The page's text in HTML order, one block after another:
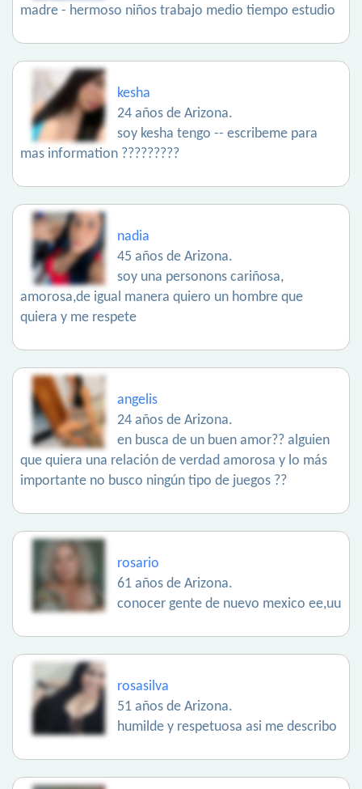
madre - hermoso niños trabajo medio tiempo estudio
kesha
24 años de Arizona.
soy kesha tengo -- escribeme para
mas information ?????????
nadia
45 años de Arizona.
soy una personons cariñosa,
amorosa,de igual manera quiero un hombre que
quiera y me respete
angelis
24 años de Arizona.
en busca de un buen amor?? alguien
que quiera una relación de verdad amorosa y lo más
importante no busco ningún tipo de juegos ??
rosario
61 años de Arizona.
conocer gente de nuevo mexico ee,uu
rosasilva
51 años de Arizona.
humilde y respetuosa asi me describo